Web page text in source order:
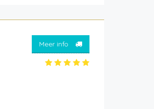
Meer info